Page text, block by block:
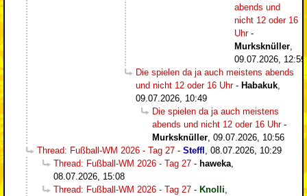
abends und
nicht 12 oder 16
Uhr-
Murksknüller
09.07.2026, 12:59
Die spielen da ja auch meistens abends
und nicht 12 oder 16 Uhr- Habakuk
09.07.2026, 10:49
Die spielen da ja auch meistens
abends und nicht 12 oder 16 Uhr-
Murksknüller 09.07.2026, 10:56
Thread: Fußball-WM 2026 - Tag 27 - Steffl
08.07.2026, 10:29
Thread: Fußball-WM 2026 - Tag 27 - haweka
08.07.2026, 15:08
Thread: Fußball-WM 2026 - Tag 27 - Knolli